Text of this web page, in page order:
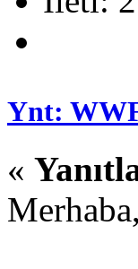
Ynt:
«
Merhaba,